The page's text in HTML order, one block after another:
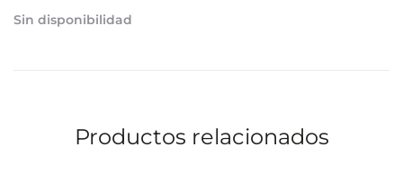
Sin disponibilidad
Productos relacionados